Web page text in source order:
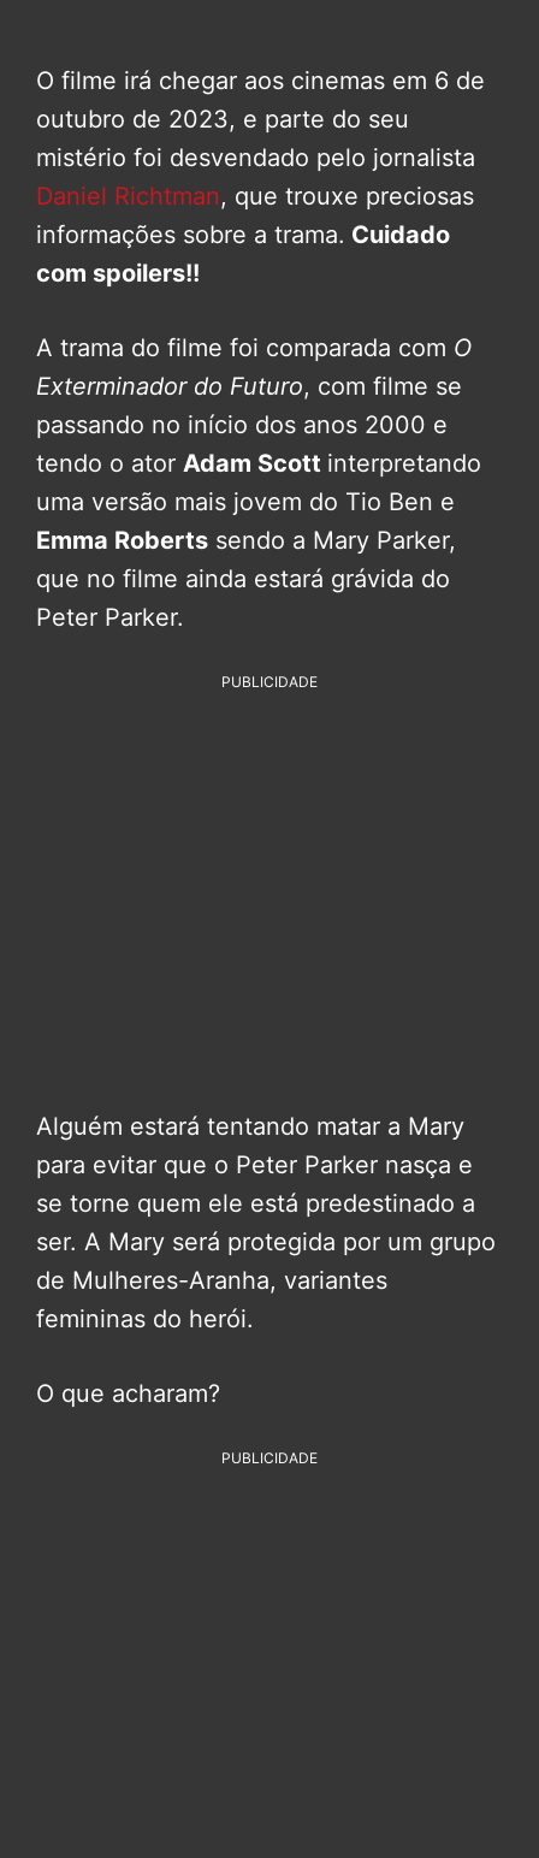
O filme irá chegar aos cinemas em 6 de
outubro de 2023, e parte do seu
mistério foi desvendado pelo jornalista
Daniel Richtman, que trouxe preciosas
informações sobre a trama. Cuidado
com spoilers!!
A trama do filme foi comparada com O
Exterminador do Futuro, com filme se
passando no início dos anos 2000 e
tendo o ator Adam Scott interpretando
uma versão mais jovem do Tio Ben e
Emma Roberts sendo a Mary Parker,
que no filme ainda estará grávida do
Peter Parker.
PUBLICIDADE
Alguém estará tentando matar a Mary
para evitar que o Peter Parker nasça e
se torne quem ele está predestinado a
ser. A Mary será protegida por um grupo
de Mulheres-Aranha, variantes
femininas do herói.
O que acharam?
PUBLICIDADE